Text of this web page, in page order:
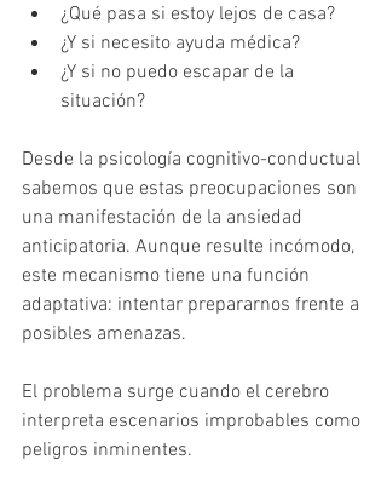
¿Qué pasa si estoy lejos de casa?
¿Y si necesito ayuda médica?
¿Y si no puedo escapar de la
situación?
Desde la psicología cognitivo-conductual
sabemos que estas preocupaciones son
una manifestación de la ansiedad
anticipatoria. Aunque resulte incómodo,
este mecanismo tiene una función
adaptativa: intentar prepararnos frente a
posibles amenazas.
El problema surge cuando el cerebro
interpreta escenarios improbables como
peligros inminentes.